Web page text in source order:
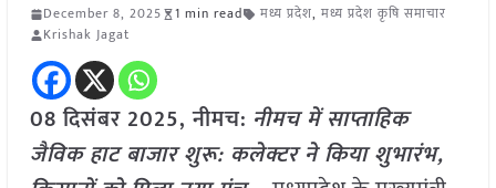
December 8, 2025 1 min read मध्य प्रदेश, मध्य प्रदेश कृषि समाचार
Krishak Jagat
08 दिसंबर 2025, नीमच: नीमच में साप्ताहिक
जैविक हाट बाजार शुरू: कलेक्टर ने किया शुभारंभ,